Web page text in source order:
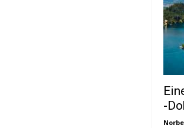
-